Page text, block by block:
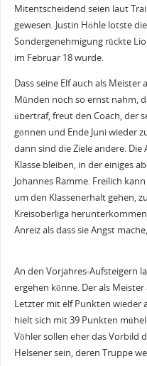
Mitentscheidend seien laut
gewesen. Justin Höhle lotste
Sondergenehmigung rückte
im Februar 18 wurde.
Dass seine Elf auch als
Münden noch so ernst nahm,
übertraf, freut den Coach, der
gönnen und Ende Juni wieder
dann sind die Ziele andere. Die
Klasse bleiben, in der einiges
Johannes Ramme. Freilich
um den Klassenerhalt gehen,
Kreisoberliga
Anreiz als dass sie Angst
An den Vorjahres-Aufsteigern
ergehen könne. Der als
Letzter mit elf Punkten wieder
hielt sich mit 39 Punkten
Vöhler sollen eher das Vorbild
Helsener sein, deren Truppe